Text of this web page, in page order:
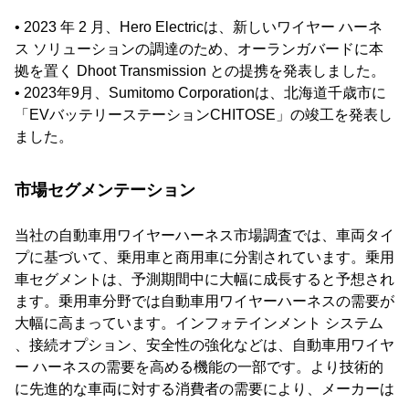
• 2023 年 2 月、Hero Electricは、新しいワイヤー ハーネ
ス ソリューションの調達のため、オーランガバードに本
拠を置く Dhoot Transmission との提携を発表しました。
• 2023年9月、Sumitomo Corporationは、北海道千歳市に
「EVバッテリーステーションCHITOSE」の竣工を発表し
ました。
市場セグメンテーション
当社の自動車用ワイヤーハーネス市場調査では、車両タイ
プに基づいて、乗用車と商用車に分割されています。乗用
車セグメントは、予測期間中に大幅に成長すると予想され
ます。乗用車分野では自動車用ワイヤーハーネスの需要が
大幅に高まっています。インフォテインメント システム
、接続オプション、安全性の強化などは、自動車用ワイヤ
ー ハーネスの需要を高める機能の一部です。より技術的
に先進的な車両に対する消費者の需要により、メーカーは